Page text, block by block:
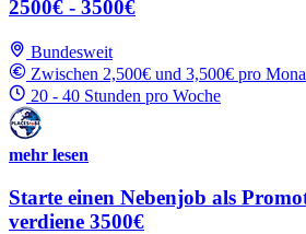
2500€ - 3500€
Bundesweit
Zwischen 2,500€ und 3,500€ pro
20 - 40 Stunden pro Woche
mehr lesen
Starte einen Nebenjob als
verdiene 3500€